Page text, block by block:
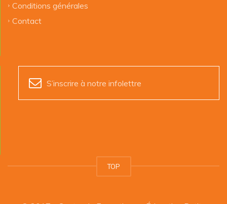
Conditions générales
Contact
S’inscrire à notre infolettre
TOP